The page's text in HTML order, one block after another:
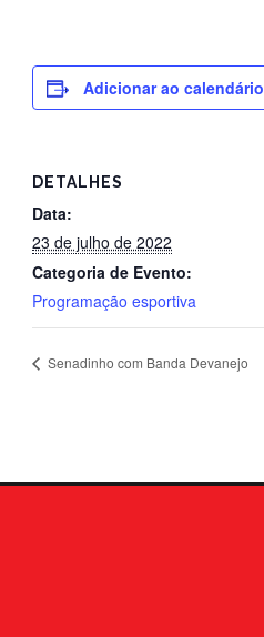
Adicionar ao calendário
DETALHES
Data:
23 de julho de 2022
Categoria de Evento:
Programação esportiva
Senadinho com Banda Devanejo